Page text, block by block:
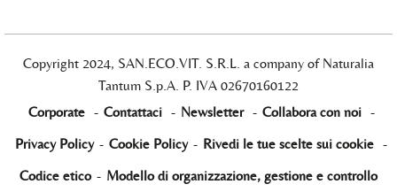
Copyright 2024, SAN.ECO.VIT. S.R.L. a company of Naturalia
Tantum S.p.A. P. IVA 02670160122
Corporate - Contattaci - Newsletter - Collabora con noi -
Privacy Policy - Cookie Policy - Rivedi le tue scelte sui cookie -
Codice etico - Modello di organizzazione, gestione e controllo